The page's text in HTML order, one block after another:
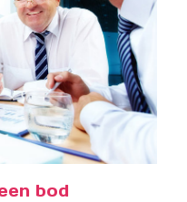
bod